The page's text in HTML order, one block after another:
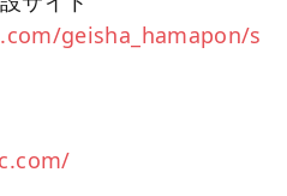
geisha_hamapon/s